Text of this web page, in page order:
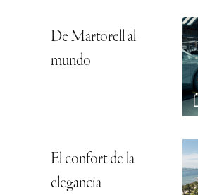
De Martorell al
mundo
El confort de la
elegancia